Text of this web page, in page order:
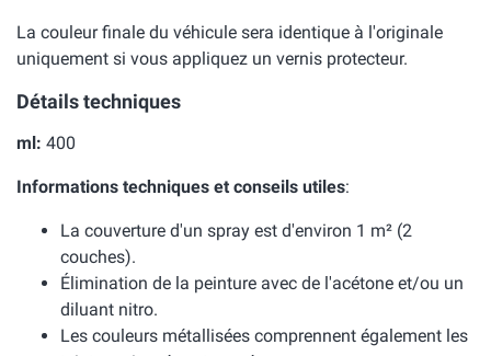
La couleur finale du véhicule sera identique à l'originale
uniquement si vous appliquez un vernis protecteur.
Détails techniques
ml: 400
Informations techniques et conseils utiles:
La couverture d'un spray est d'environ 1 m² (2
couches).
Élimination de la peinture avec de l'acétone et/ou un
diluant nitro.
Les couleurs métallisées comprennent également les